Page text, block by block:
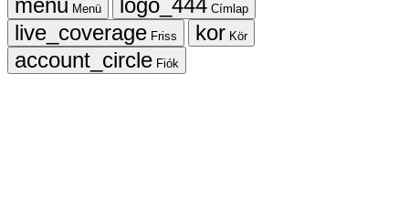
Menü
Címlap
Friss
Kör
Fiók